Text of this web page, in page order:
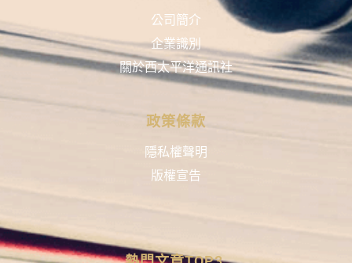
公司簡介
企業識別
關於西太平洋通訊社
政策條款
隱私權聲明
版權宣告